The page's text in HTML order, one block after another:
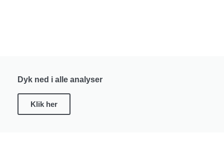
Dyk ned i alle analyser
Klik her